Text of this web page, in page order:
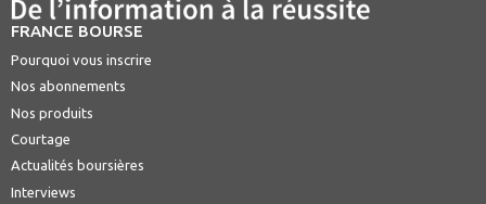
FRANCE BOURSE
Pourquoi vous inscrire
Nos abonnements
Nos produits
Courtage
Actualités boursières
Interviews